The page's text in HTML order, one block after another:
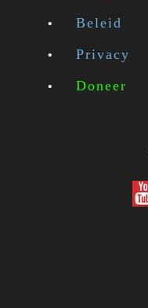
Beleid
Privacy
Doneer